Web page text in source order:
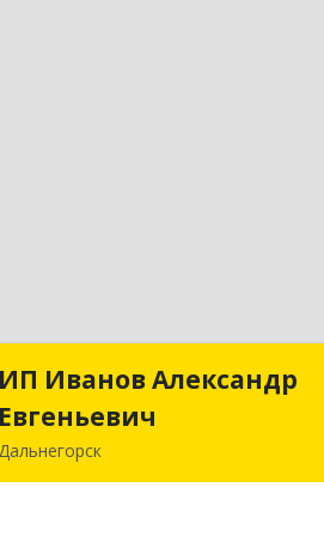
ИП Иванов Александр
Евгеньевич
ИП Иванов